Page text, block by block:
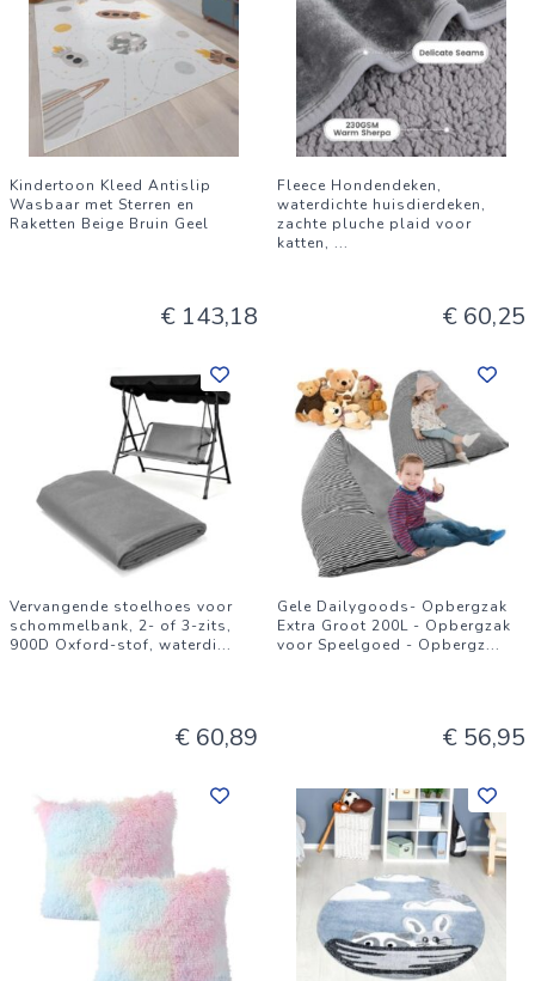
Kindertoon Kleed Antislip
Wasbaar met Sterren en
Raketten Beige Bruin Geel
€ 143,18
Fleece Hondendeken,
waterdichte huisdierdeken,
zachte pluche plaid voor
katten, ...
€ 60,25
Vervangende stoelhoes voor
schommelbank, 2- of 3-zits,
900D Oxford-stof, waterdi...
€ 60,89
Gele Dailygoods- Opbergzak
Extra Groot 200L - Opbergzak
voor Speelgoed - Opbergz...
€ 56,95